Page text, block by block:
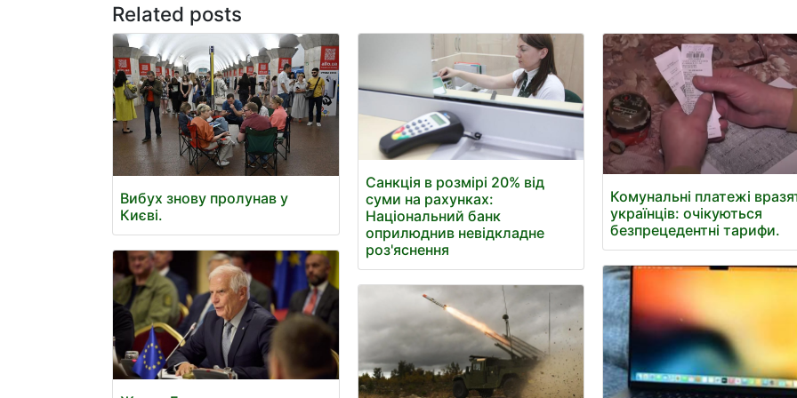
Related posts
Вибух знову пролунав у
Києві.
Санкція в розмірі 20% від
суми на рахунках:
Національний банк
оприлюднив невідкладне
роз'яснення
Комунальні платежі
українців: очікуються
безпрецедентні тарифи.